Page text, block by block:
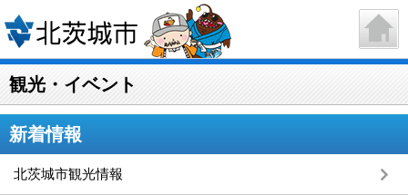
観光・イベント
新着情報
北茨城市観光情報